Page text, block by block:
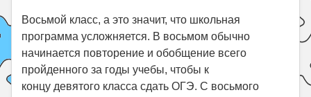
Рукоделие
Подготовка к школе
Уроки
ГДЗ
Восьмой класс, а это значит, что школьная
программа усложняется. В восьмом обычно
начинается повторение и обобщение всего
пройденного за годы учебы, чтобы к
концу девятого класса сдать ОГЭ. С восьмого